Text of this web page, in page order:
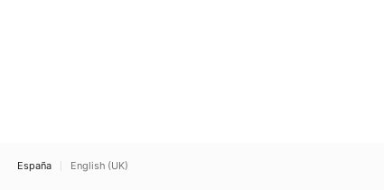
España English (UK)